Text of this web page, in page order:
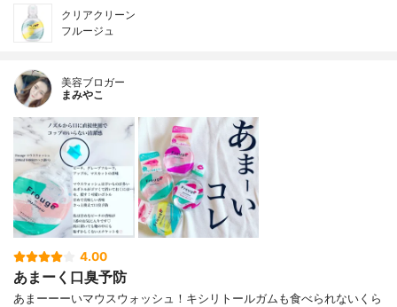
クリアクリーン
フルージュ
美容ブロガー
まみやこ
4.00
あまーく口臭予防
あまーーーいマウスウォッシュ！ キシリトールガムも食べられないくら